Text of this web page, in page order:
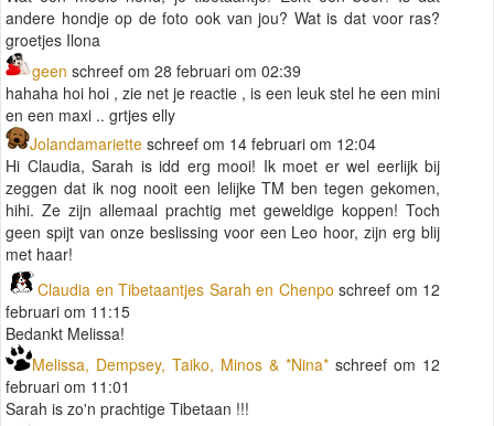
andere hondje op de foto ook van jou? Wat is dat voor ras?
groetjes Ilona
geen schreef om 28 februari om 02:39
hahaha hoi hoi , zie net je reactie , is een leuk stel he een mini
en een maxi .. grtjes elly
Jolandamariette schreef om 14 februari om 12:04
Hi Claudia, Sarah is idd erg mooi! Ik moet er wel eerlijk bij
zeggen dat ik nog nooit een lelijke TM ben tegen gekomen,
hihi. Ze zijn allemaal prachtig met geweldige koppen! Toch
geen spijt van onze beslissing voor een Leo hoor, zijn erg blij
met haar!
Claudia en Tibetaantjes Sarah en Chenpo schreef om 12
februari om 11:15
Bedankt Melissa!
Melissa, Dempsey, Taiko, Minos & *Nina* schreef om 12
februari om 11:01
Sarah is zo'n prachtige Tibetaan !!!